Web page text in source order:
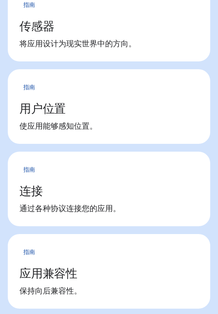
指南
传感器
将应用设计为现实世界中的方向。
指南
用户位置
使应用能够感知位置。
指南
连接
通过各种协议连接您的应用。
指南
应用兼容性
保持向后兼容性。